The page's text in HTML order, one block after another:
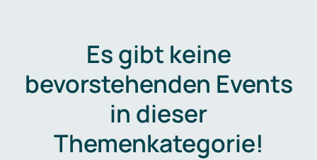
Es gibt keine
bevorstehenden Events
in dieser
Themenkategorie!